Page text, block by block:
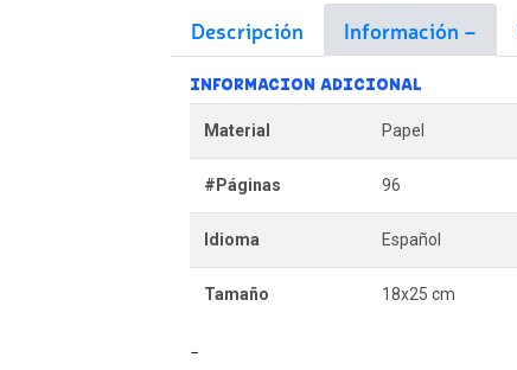
Descripción Información
INFORMACION ADICIONAL
Material Papel
#Páginas 96
Idioma Español
Tamaño 18x25 cm